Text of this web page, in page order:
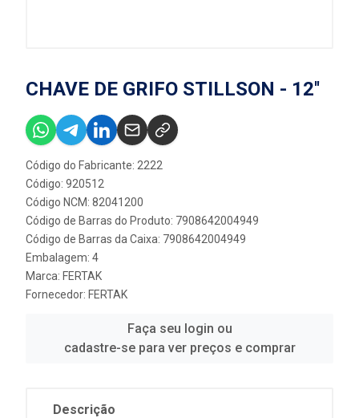
CHAVE DE GRIFO STILLSON - 12''
Código do Fabricante: 2222
Código: 920512
Código NCM: 82041200
Código de Barras do Produto: 7908642004949
Código de Barras da Caixa: 7908642004949
Embalagem: 4
Marca: FERTAK
Fornecedor: FERTAK
Faça seu login ou
cadastre-se para ver preços e comprar
Descrição